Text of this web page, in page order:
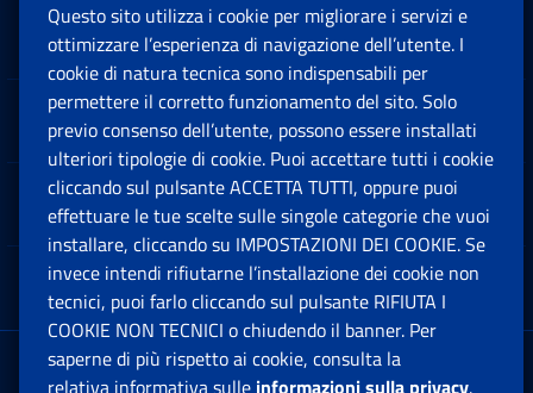
Sedi e Contatti
Software
Note Legali
App mobile
Sede Legale : Via Ciro il Grande, 21
Questo sito utilizza i cookie per migliorare i servizi e
ottimizzare l’esperienza di navigazione dell’utente. I
cookie di natura tecnica sono indispensabili per
permettere il corretto funzionamento del sito. Solo
previo consenso dell’utente, possono essere installati
ulteriori tipologie di cookie. Puoi accettare tutti i cookie
cliccando sul pulsante ACCETTA TUTTI, oppure puoi
effettuare le tue scelte sulle singole categorie che vuoi
installare, cliccando su IMPOSTAZIONI DEI COOKIE. Se
invece intendi rifiutarne l’installazione dei cookie non
tecnici, puoi farlo cliccando sul pulsante RIFIUTA I
COOKIE NON TECNICI o chiudendo il banner. Per
saperne di più rispetto ai cookie, consulta la
relativa informativa sulle informazioni sulla privacy.